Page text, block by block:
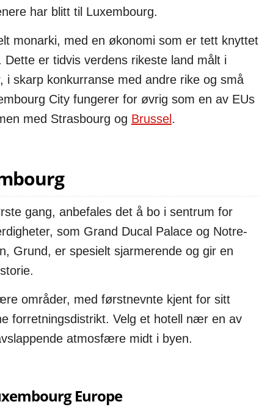
har blitt til Luxembourg.
monarki, med en økonomi som er tett knyttet
er tidvis verdens rikeste land målt i
i skarp konkurranse med andre rike og små
City fungerer for øvrig som en av EUs
med Strasbourg og Brussel .
gang, anbefales det å bo i sentrum for
som Grand Ducal Palace og Notre-
Grund, er spesielt sjarmerende og gir en
områder, med førstnevnte kjent for sitt
forretningsdistrikt. Velg et hotell nær en av
atmosfære midt i byen.
Europe